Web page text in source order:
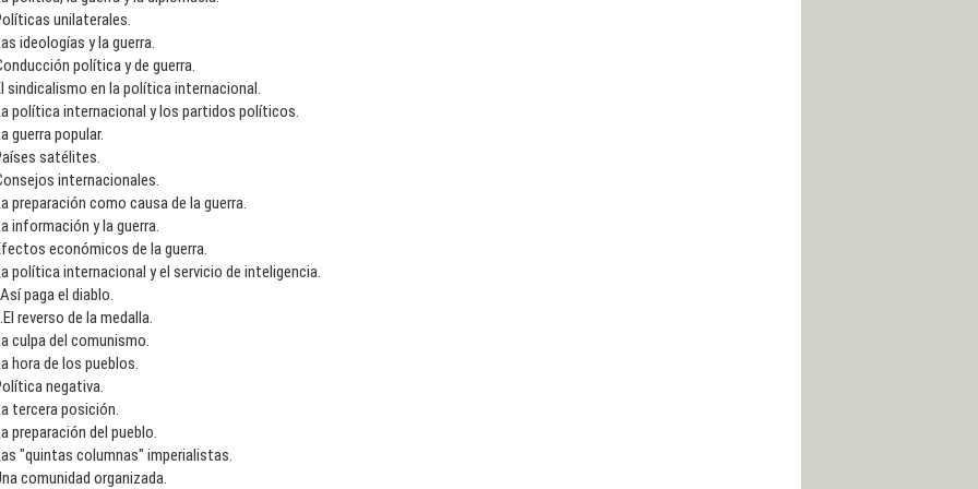
unilaterales.
ideologías y la guerra.
política y de guerra.
sindicalismo en la política internacional.
política internacional y los partidos políticos.
guerra popular.
satélites.
internacionales.
preparación como causa de la guerra.
información y la guerra.
económicos de la guerra.
política internacional y el servicio de inteligencia.
paga el diablo.
reverso de la medalla.
culpa del comunismo.
hora de los pueblos.
negativa.
tercera posición.
preparación del pueblo.
"quintas columnas" imperialistas.
comunidad organizada.